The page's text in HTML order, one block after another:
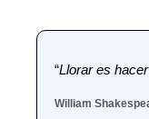
“Llorar es
William